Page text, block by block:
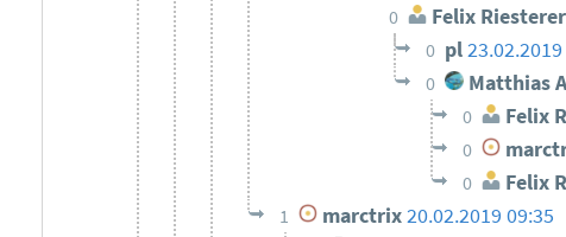
0 Felix Riesterer
0 pl
0 Matthias
0 Felix
0
0 Felix
1 marctrix20.02.2019 09:35